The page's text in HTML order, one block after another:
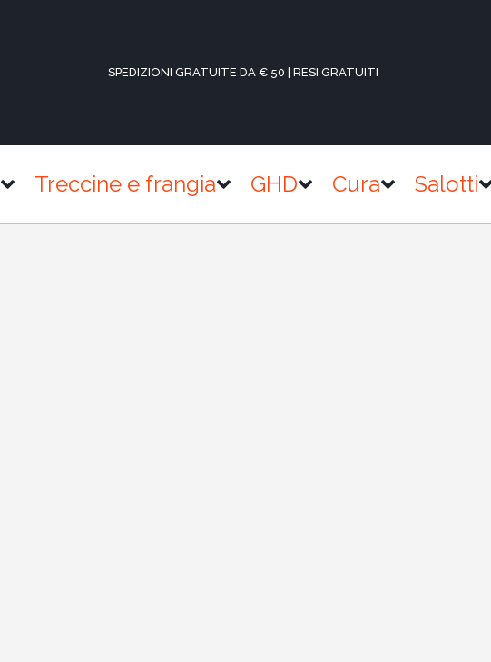
SPEDIZIONI GRATUITE DA € 50 | RESI GRATUITI
Treccine e frangia GHD Cura Salotti